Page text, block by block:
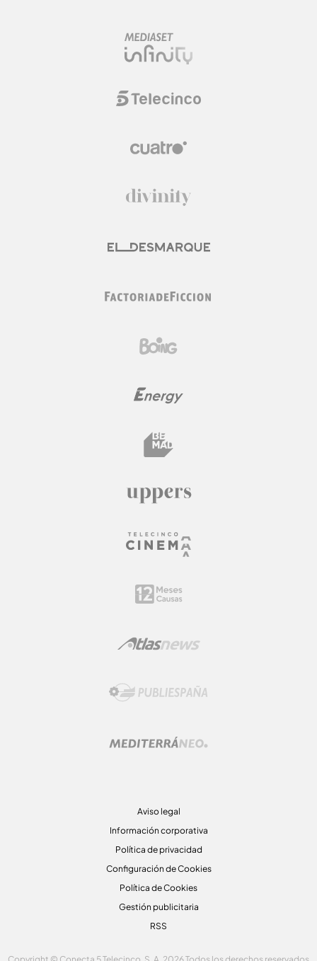
Aviso legal
Información corporativa
Política de privacidad
Configuración de Cookies
Política de Cookies
Gestión publicitaria
RSS